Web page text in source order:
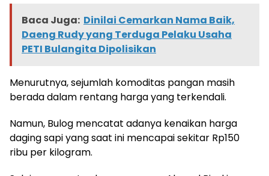
Baca Juga: Dinilai Cemarkan Nama Baik,
Daeng Rudy yang Terduga Pelaku Usaha
PETI Bulangita Dipolisikan
Menurutnya, sejumlah komoditas pangan masih
berada dalam rentang harga yang terkendali.
Namun, Bulog mencatat adanya kenaikan harga
daging sapi yang saat ini mencapai sekitar Rp150
ribu per kilogram.